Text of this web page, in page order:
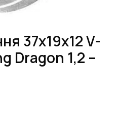
37x19x12 V-
Dragon 1,2 –